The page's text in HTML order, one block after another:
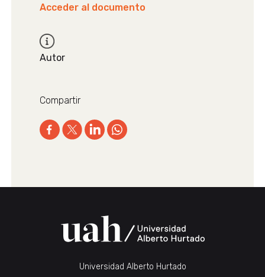
Acceder al documento
Autor
Compartir
Universidad Alberto Hurtado